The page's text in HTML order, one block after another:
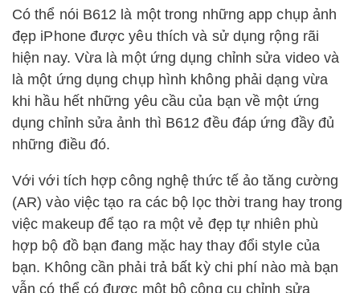
Có thể nói B612 là một trong những app chụp ảnh
đẹp iPhone được yêu thích và sử dụng rộng rãi
hiện nay. Vừa là một ứng dụng chỉnh sửa video và
là một ứng dụng chụp hình không phải dạng vừa
khi hầu hết những yêu cầu của bạn về một ứng
dụng chỉnh sửa ảnh thì B612 đều đáp ứng đầy đủ
những điều đó.
Với với tích hợp công nghệ thức tế ảo tăng cường
(AR) vào việc tạo ra các bộ lọc thời trang hay trong
việc makeup để tạo ra một vẻ đẹp tự nhiên phù
hợp bộ đồ bạn đang mặc hay thay đổi style của
bạn. Không cần phải trả bất kỳ chi phí nào mà bạn
vẫn có thể có được một bộ công cụ chỉnh sửa